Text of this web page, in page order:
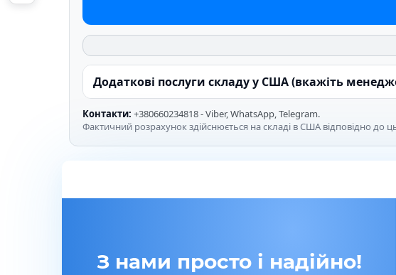
Додаткові послуги складу у США (вкажіть
Контакти: +380660234818 - Viber, WhatsApp, Telegram.
Фактичний розрахунок здійснюється на складі в США відповідно до
З нами просто і надійно!